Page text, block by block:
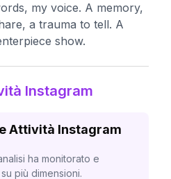
my voice. A memory,
a trauma to tell. A
show.
Instagram
Attività Instagram
ha monitorato e
più dimensioni.